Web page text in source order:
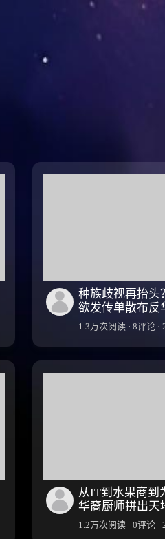
种族歧视再抬头
欲发传单散布反
1.3万次阅读 · 8评论 ·
从IT到水果商到
华裔厨师拼出天
1.2万次阅读 · 0评论 ·